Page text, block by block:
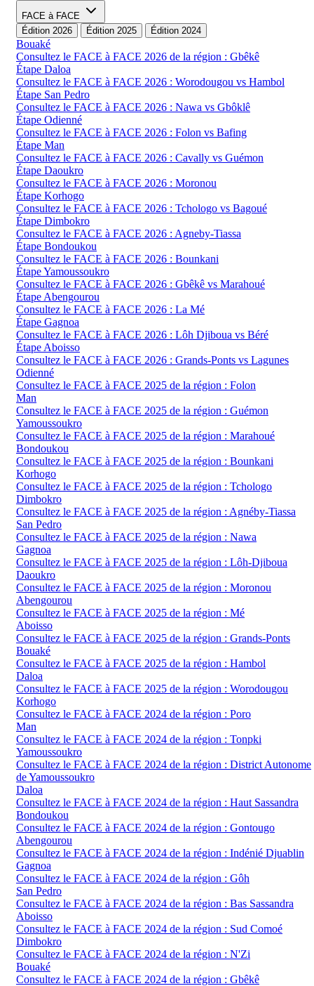
FACE à FACE
Édition 2026
Édition 2025 Édition 2024
Bouaké
Consultez le FACE à FACE 2026 de la région : Gbêkê
Étape Daloa
Consultez le FACE à FACE 2026 : Worodougou vs Hambol
Étape San Pedro
Consultez le FACE à FACE 2026 : Nawa vs Gbôklê
Étape Odienné
Consultez le FACE à FACE 2026 : Folon vs Bafing
Étape Man
Consultez le FACE à FACE 2026 : Cavally vs Guémon
Étape Daoukro
Consultez le FACE à FACE 2026 : Moronou
Étape Korhogo
Consultez le FACE à FACE 2026 : Tchologo vs Bagoué
Étape Dimbokro
Consultez le FACE à FACE 2026 : Agneby-Tiassa
Étape Bondoukou
Consultez le FACE à FACE 2026 : Bounkani
Étape Yamoussoukro
Consultez le FACE à FACE 2026 : Gbêkê vs Marahoué
Étape Abengourou
Consultez le FACE à FACE 2026 : La Mé
Étape Gagnoa
Consultez le FACE à FACE 2026 : Lôh Djiboua vs Béré
Étape Aboisso
Consultez le FACE à FACE 2026 : Grands-Ponts vs Lagunes
Odienné
Consultez le FACE à FACE 2025 de la région : Folon
Man
Consultez le FACE à FACE 2025 de la région : Guémon
Yamoussoukro
Consultez le FACE à FACE 2025 de la région : Marahoué
Bondoukou
Consultez le FACE à FACE 2025 de la région : Bounkani
Korhogo
Consultez le FACE à FACE 2025 de la région : Tchologo
Dimbokro
Consultez le FACE à FACE 2025 de la région : Agnéby-Tiassa
San Pedro
Consultez le FACE à FACE 2025 de la région : Nawa
Gagnoa
Consultez le FACE à FACE 2025 de la région : Lôh-Djiboua
Daoukro
Consultez le FACE à FACE 2025 de la région : Moronou
Abengourou
Consultez le FACE à FACE 2025 de la région : Mé
Aboisso
Consultez le FACE à FACE 2025 de la région : Grands-Ponts
Bouaké
Consultez le FACE à FACE 2025 de la région : Hambol
Daloa
Consultez le FACE à FACE 2025 de la région : Worodougou
Korhogo
Consultez le FACE à FACE 2024 de la région : Poro
Man
Consultez le FACE à FACE 2024 de la région : Tonpki
Yamoussoukro
Consultez le FACE à FACE 2024 de la région : District Autonome
de Yamoussoukro
Daloa
Consultez le FACE à FACE 2024 de la région : Haut Sassandra
Bondoukou
Consultez le FACE à FACE 2024 de la région : Gontougo
Abengourou
Consultez le FACE à FACE 2024 de la région : Indénié Djuablin
Gagnoa
Consultez le FACE à FACE 2024 de la région : Gôh
San Pedro
Consultez le FACE à FACE 2024 de la région : Bas Sassandra
Aboisso
Consultez le FACE à FACE 2024 de la région : Sud Comoé
Dimbokro
Consultez le FACE à FACE 2024 de la région : N'Zi
Bouaké
Consultez le FACE à FACE 2024 de la région : Gbêkê